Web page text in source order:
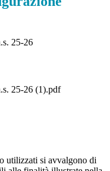
25-26
25-26 (1).pdf
utilizzati si avvalgono di